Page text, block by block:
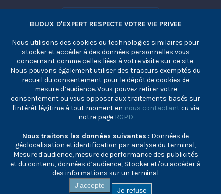
BIJOUX D'EXPERT RESPECTE VOTRE VIE PRIVEE
Nous utilisons des cookies ou technologies similaires pour
stocker et accéder à des données personnelles vous
concernant comme celles liées à votre visite sur ce site.
Nous pouvons également utiliser des traceurs exemptés du
recueil du consentement pour le dépôt de cookies de
mesure d’audience. Vous pouvez retirer votre
consentement ou vous opposer aux traitements basés sur
l'intérêt légitime à tout moment en nous contactant ou via
notre page RGPD
Nous traitons les données suivantes : Données de
géolocalisation et identification par analyse du terminal,
Mesure d'audience, mesure de performance des publicités
et du contenu, données d’audience, Stocker et/ou accéder à
des informations sur un terminal
J'accepte
Je refuse
Prénom
E-mail *